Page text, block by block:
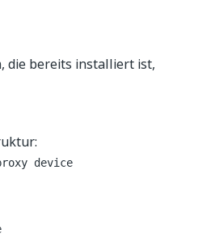
die bereits installiert ist,
device